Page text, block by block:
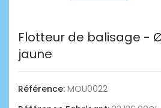
Flotteur de balisage -
jaune
Référence: MOU0022